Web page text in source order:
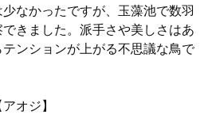
なかったですが、玉藻池で数羽
きました。派手さや美しさはあ
ンションが上がる不思議な鳥で
オジ】